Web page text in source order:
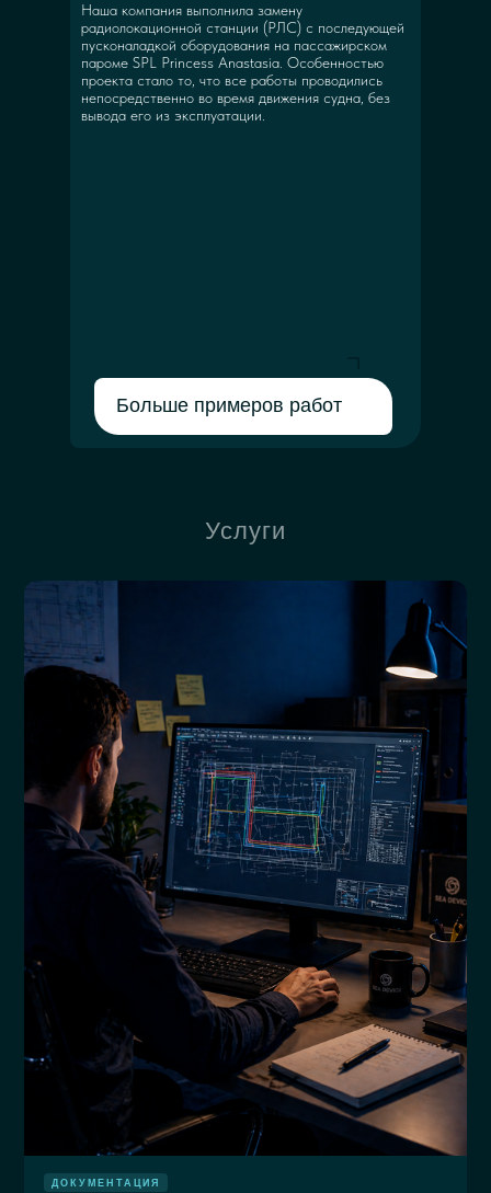
Больше примеров работ
Наша компания выполнила замену
радиолокационной станции (РЛС) с последующей
пусконаладкой оборудования на пассажирском
пароме SPL Princess Anastasia. Особенностью
проекта стало то, что все работы проводились
непосредственно во время движения судна, без
вывода его из эксплуатации.
Услуги
ДОКУМЕНТАЦИЯ